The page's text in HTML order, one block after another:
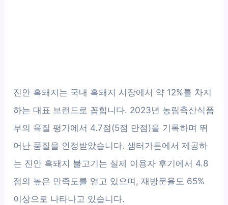
진안 흑돼지는 국내 흑돼지 시장에서 약 12%를 차지
하는 대표 브랜드로 꼽힙니다. 2023년 농림축산식품
부의 육질 평가에서 4.7점(5점 만점)을 기록하며 뛰
어난 품질을 인정받았습니다. 샘터가든에서 제공하
는 진안 흑돼지 불고기는 실제 이용자 후기에서 4.8
점의 높은 만족도를 얻고 있으며, 재방문율도 65%
이상으로 나타나고 있습니다.